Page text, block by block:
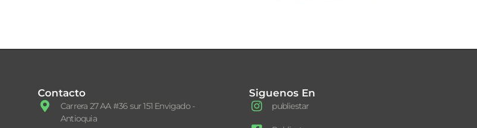
Contacto
Carrera 27 AA #36 sur 151 Envigado -
Antioquia
Siguenos En
publiestar